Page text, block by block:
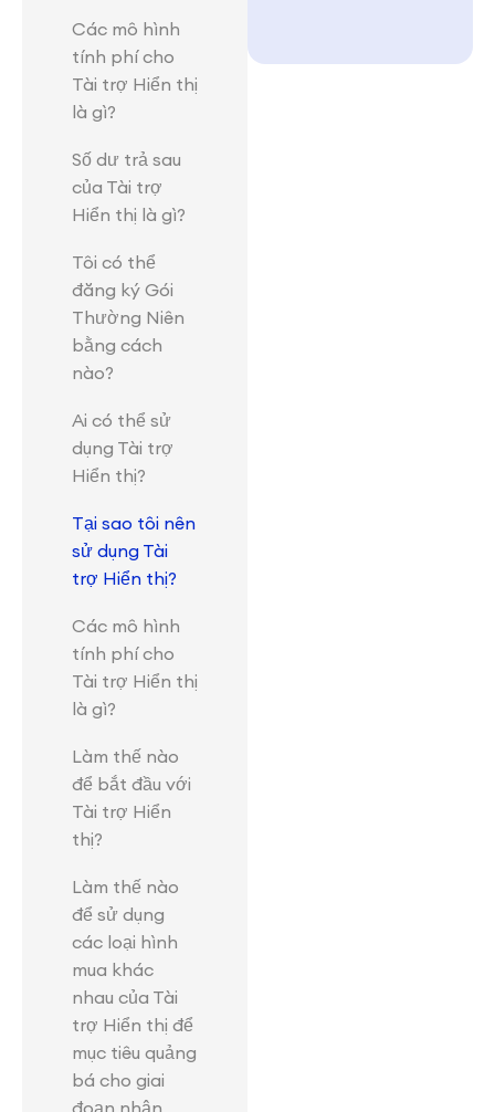
Các mô hình
tính phí cho
Tài trợ Hiển thị
là gì?
Số dư trả sau
của Tài trợ
Hiển thị là gì?
Tôi có thể
đăng ký Gói
Thường Niên
bằng cách
nào?
Ai có thể sử
dụng Tài trợ
Hiển thị?
Tại sao tôi nên
sử dụng Tài
trợ Hiển thị?
Các mô hình
tính phí cho
Tài trợ Hiển thị
là gì?
Làm thế nào
để bắt đầu với
Tài trợ Hiển
thị?
Làm thế nào
để sử dụng
các loại hình
mua khác
nhau của Tài
trợ Hiển thị để
mục tiêu quảng
bá cho giai
đoạn nhận